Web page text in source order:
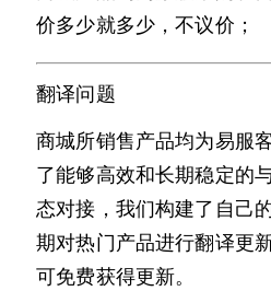
价多少就多少，不议价；
翻译问题
商城所销售产品均为易服
了能够高效和长期稳定的
态对接，我们构建了自己
期对热门产品进行翻译更
可免费获得更新。